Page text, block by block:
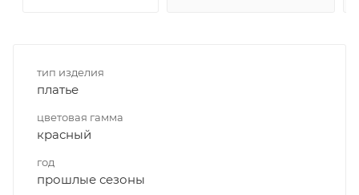
тип изделия
платье
цветовая гамма
красный
год
прошлые сезоны